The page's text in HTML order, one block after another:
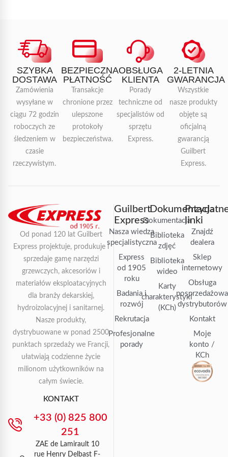
SZYBKA
DOSTAWA
Zamówienia
wysyłane w
ciągu 72 godzin
roboczych ze
śledzeniem w
czasie
rzeczywistym.
BEZPIECZNA
PŁATNOŚĆ
Transakcje
chronione przez
ulepszone
protokoły
bezpieczeństwa.
OBSŁUGA
KLIENTA
Porady
techniczne od
specjalistów od
sprzętu
Express.
2-LETNIA
GWARANCJA
Wszystkie
nasze produkty
objęte są
oficjalną
gwarancją
Guilbert
Express.
Od ponad 120 lat Guilbert
Express projektuje, produkuje i
sprzedaje gamę narzędzi
grzewczych, akcesoriów i
materiałów eksploatacyjnych
dla branży dekarskiej,
hydroizolacyjnej i sanitarnej.
Nasze produkty,
dystrybuowane w ponad 2500
punktach sprzedaży we Francji,
ułatwiają codzienne życie
milionom użytkowników na
całym świecie.
KONTAKT
+33 (0) 825 800
251
ZAE de Lamirault 10
rue Henry Delbast F-
Guilbert
Express
Nasza wiedza
specjalistyczna
Express
od 1905
roku
Badania i
rozwój
Rekrutacja
Profesjonalne
porady
Dokumentacja
Dokumentacja
Biblioteka
zdjęć
Biblioteka
wideo
Karty
charakterystyki
(KCh)
linki
Znajdź
dealera
Sklep
internetowy
Obsługa
posprzedażowa
dystrybutorów
Kontakt
Moje
konto /
KCh